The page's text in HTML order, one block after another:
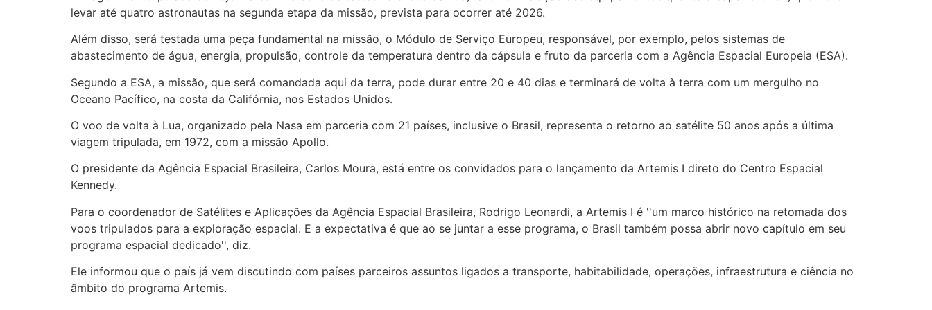
levar até quatro astronautas na segunda etapa da missão, prevista para ocorrer até 2026.
Além disso, será testada uma peça fundamental na missão, o Módulo de Serviço Europeu, responsável, por exemplo, pelos sistemas de
abastecimento de água, energia, propulsão, controle da temperatura dentro da cápsula e fruto da parceria com a Agência Espacial Europeia (ESA).
Segundo a ESA, a missão, que será comandada aqui da terra, pode durar entre 20 e 40 dias e terminará de volta à terra com um mergulho no
Oceano Pacífico, na costa da Califórnia, nos Estados Unidos.
O voo de volta à Lua, organizado pela Nasa em parceria com 21 países, inclusive o Brasil, representa o retorno ao satélite 50 anos após a última
viagem tripulada, em 1972, com a missão Apollo.
O presidente da Agência Espacial Brasileira, Carlos Moura, está entre os convidados para o lançamento da Artemis I direto do Centro Espacial
Kennedy.
Para o coordenador de Satélites e Aplicações da Agência Espacial Brasileira, Rodrigo Leonardi, a Artemis I é ''um marco histórico na retomada dos
voos tripulados para a exploração espacial. E a expectativa é que ao se juntar a esse programa, o Brasil também possa abrir novo capítulo em seu
programa espacial dedicado'', diz.
Ele informou que o país já vem discutindo com países parceiros assuntos ligados a transporte, habitabilidade, operações, infraestrutura e ciência no
âmbito do programa Artemis.